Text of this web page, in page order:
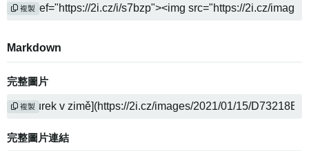
複製
Markdown
完整圖片
複製
完整圖片連結